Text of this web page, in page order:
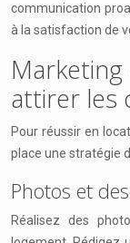
communication
à la satisfaction de
attirer les
Pour réussir en
place une stratégie
Photos et
Réalisez des